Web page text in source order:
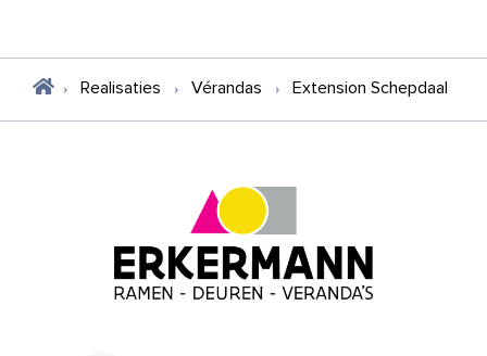
Realisaties Vérandas Extension Schepdaal